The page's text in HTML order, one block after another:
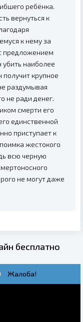
ребёнка.
вернуться к
к нему за
предложением
убить наиболее
получит крупное
раздумывая
не ради денег.
смерти его
единственной
приступает к
жестокого
всю черную
не могут даже
бесплатно
Жалоба!